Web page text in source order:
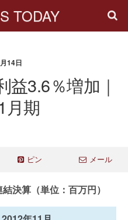
TODAY
14日
益3.6％増加｜
月期
ピン メール
決算（単位：百万円）